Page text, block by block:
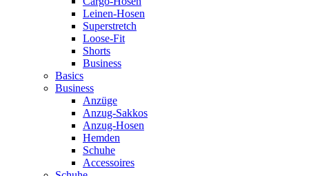
Leinen-Hosen
Superstretch
Loose-Fit
Shorts
Business
Basics
Business
Anzüge
Anzug-Sakkos
Anzug-Hosen
Hemden
Schuhe
Accessoires